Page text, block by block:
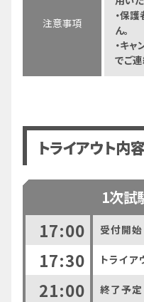
注意事項
・保
ん。
・キ
でご連
トライアウト内容
1次試
17:00 受付開始
17:30 トライア
21:00 終了予定